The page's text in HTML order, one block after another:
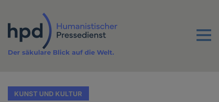
Inhalt
Menu
Der säkulare Blick auf die Welt.
KUNST UND KULTUR